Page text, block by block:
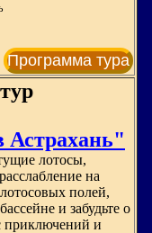
Программа тура
лотосы,
на
полей,
и забудьте о
приключений и